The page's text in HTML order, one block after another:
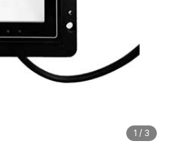
1 / 3